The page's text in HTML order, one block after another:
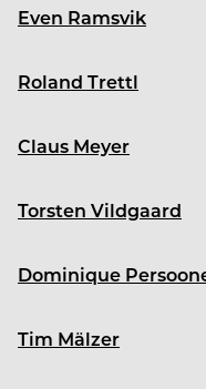
Even Ramsvik
Roland Trettl
Claus Meyer
Torsten Vildgaard
Dominique
Tim Mälzer